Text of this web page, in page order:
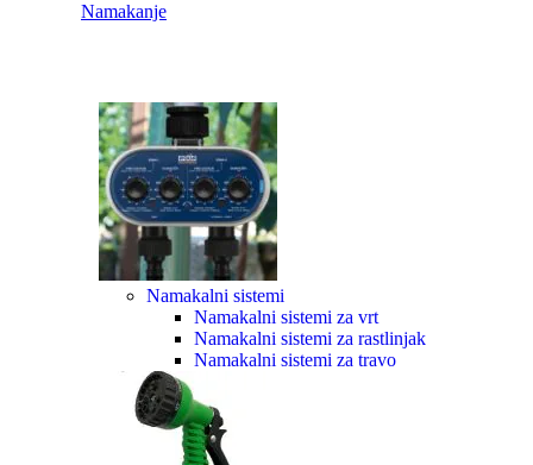
Namakanje
Namakalni sistemi
Namakalni sistemi za vrt
Namakalni sistemi za rastlinjak
Namakalni sistemi za travo